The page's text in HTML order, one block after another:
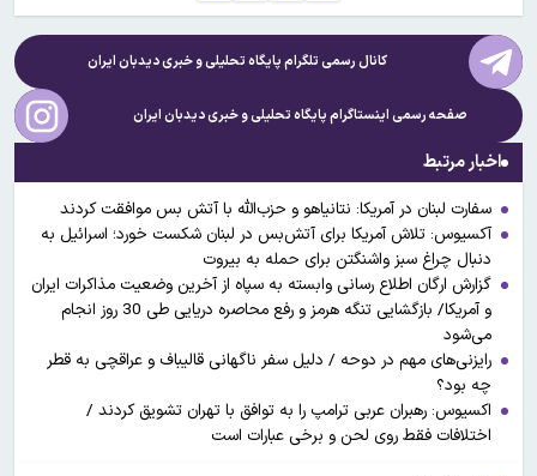
کانال رسمی تلگرام پایگاه تحلیلی و خبریدیدبان ایران
صفحه رسمی اینستاگرام پایگاه تحلیلی و خبریدیدبان ایران
اخبار مرتبط
سفارت لبنان در آمریکا: نتانیاهو و حزب‌الله با آتش بس موافقت کردند
آکسیوس: تلاش آمریکا برای آتش‌بس در لبنان شکست خورد؛ اسرائیل به
دنبال چراغ سبز واشنگتن برای حمله به بیروت
گزارش ارگان اطلاع رسانی وابسته به سپاه از آخرین وضعیت مذاکرات ایران
و آمریکا/ بازگشایی تنگه هرمز و رفع محاصره دریایی طی 30 روز انجام
می‌شود
رایزنی‌های مهم در دوحه / دلیل سفر ناگهانی قالیباف و عراقچی به قطر
چه بود؟
اکسیوس: رهبران عربی ترامپ را به توافق با تهران تشویق کردند /
اختلافات فقط روی لحن و برخی عبارات است